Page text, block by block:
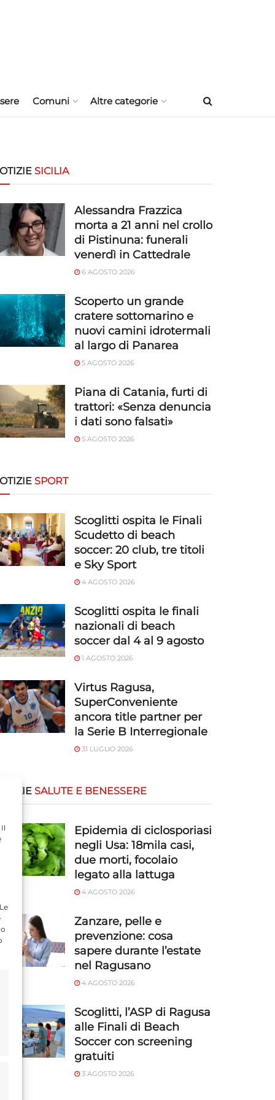
Comuni Altre categorie
SICILIA
Alessandra Frazzica
morta a 21 anni nel crollo
di Pistinuna: funerali
venerdì in Cattedrale
6 AGOSTO 2026
Scoperto un grande
cratere sottomarino e
nuovi camini idrotermali
al largo di Panarea
5 AGOSTO 2026
Piana di Catania, furti di
trattori: «Senza denuncia
i dati sono falsati»
5 AGOSTO 2026
SPORT
Scoglitti ospita le Finali
Scudetto di beach
soccer: 20 club, tre titoli
e Sky Sport
4 AGOSTO 2026
Scoglitti ospita le finali
nazionali di beach
soccer dal 4 al 9 agosto
1 AGOSTO 2026
Virtus Ragusa,
SuperConveniente
ancora title partner per
la Serie B Interregionale
31 LUGLIO 2026
SALUTE E BENESSERE
Epidemia di ciclosporiasi
negli Usa: 18mila casi,
due morti, focolaio
legato alla lattuga
4 AGOSTO 2026
Zanzare, pelle e
prevenzione: cosa
sapere durante l’estate
nel Ragusano
4 AGOSTO 2026
Scoglitti, l’ASP di Ragusa
alle Finali di Beach
Soccer con screening
gratuiti
3 AGOSTO 2026